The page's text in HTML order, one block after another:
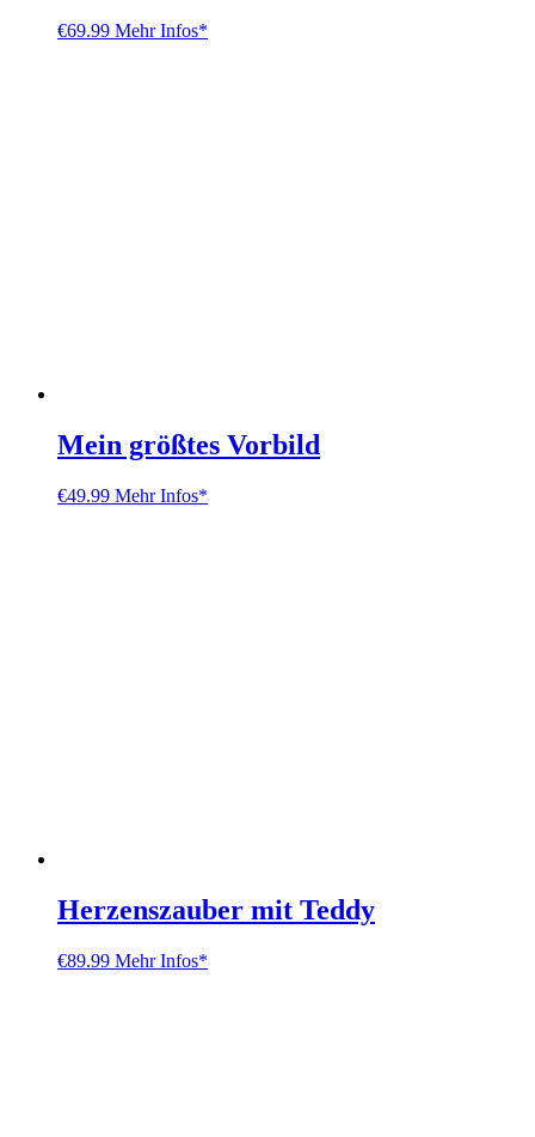
€69.99 Mehr Infos*
Mein größtes Vorbild
€49.99 Mehr Infos*
Herzenszauber mit Teddy
€89.99 Mehr Infos*